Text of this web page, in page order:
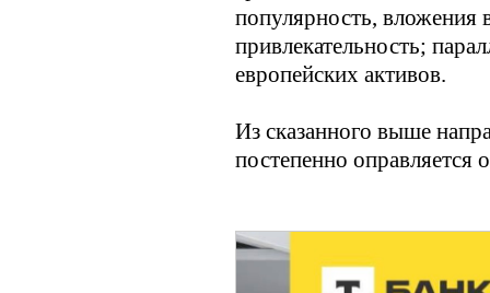
популярность, вложения
привлекательность;
европейских активов.
Из сказанного выше
постепенно оправляется